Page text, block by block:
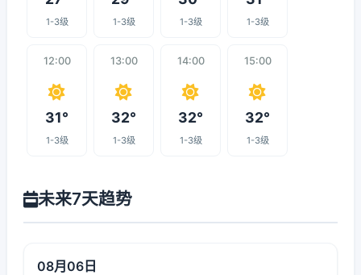
1-3级 1-3级 1-3级 1-3级
12:00
31°
1-3级
13:00
32°
1-3级
14:00
32°
1-3级
15:00
32°
1-3级
未来7天趋势
08月06日